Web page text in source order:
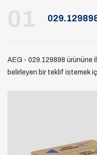
01
AEG - 029.129898 ürününe
belirleyen bir teklif istemek